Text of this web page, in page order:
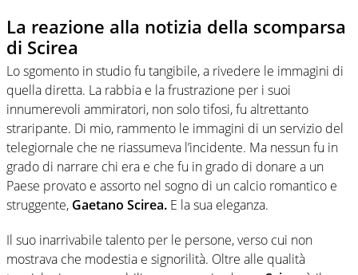
La reazione alla notizia della scomparsa
di Scirea
Lo sgomento in studio fu tangibile, a rivedere le immagini di
quella diretta. La rabbia e la frustrazione per i suoi
innumerevoli ammiratori, non solo tifosi, fu altrettanto
straripante. Di mio, rammento le immagini di un servizio del
telegiornale che ne riassumeva l’incidente. Ma nessun fu in
grado di narrare chi era e che fu in grado di donare a un
Paese provato e assorto nel sogno di un calcio romantico e
struggente, Gaetano Scirea. E la sua eleganza.
Il suo inarrivabile talento per le persone, verso cui non
mostrava che modestia e signorilità. Oltre alle qualità